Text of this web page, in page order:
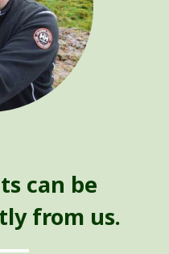
can be
from us.